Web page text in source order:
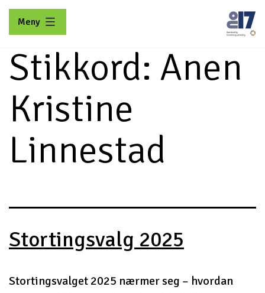
Gå
Meny
Stikkord: Anen
Kristine
Linnestad
Stortingsvalg 2025
Stortingsvalget 2025 nærmer seg – hvordan